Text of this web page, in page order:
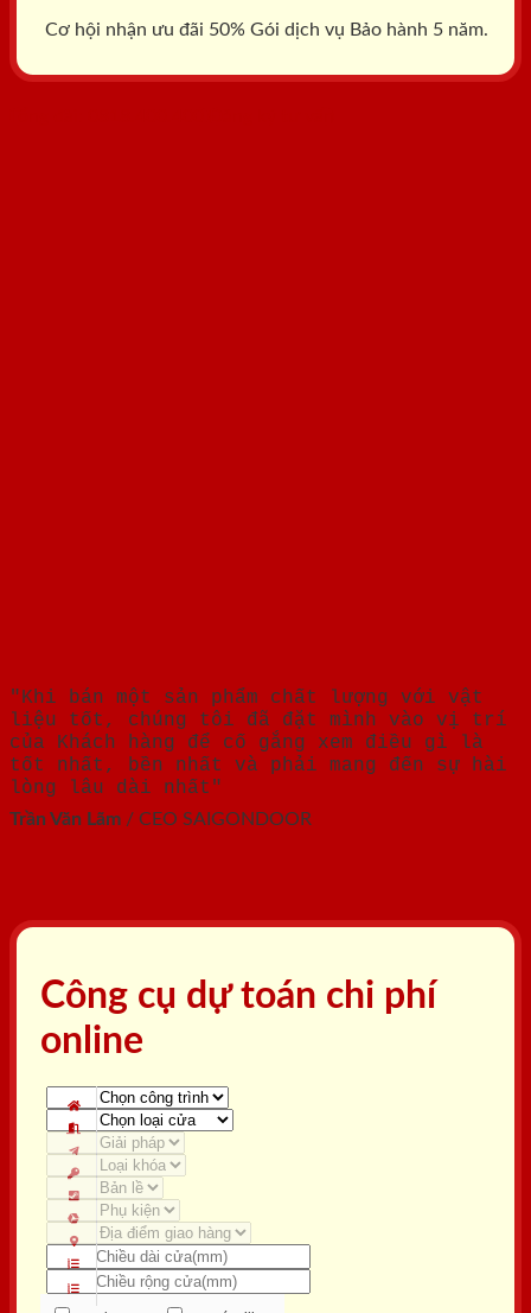
Cơ hội nhận ưu đãi 50% Gói dịch vụ Bảo hành 5 năm.
"Khi bán một sản phẩm chất lượng với vật
liệu tốt, chúng tôi đã đặt mình vào vị trí
của Khách hàng để cố gắng xem điều gì là
tốt nhất, bền nhất và phải mang đến sự hài
lòng lâu dài nhất"
Trần Văn Lãm / CEO SAIGONDOOR
Công cụ dự toán chi phí
online